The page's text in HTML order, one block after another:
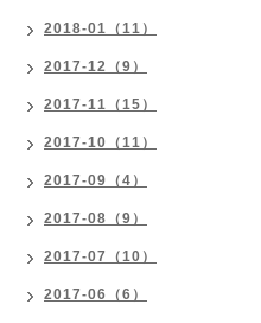
2018-01（11）
2017-12（9）
2017-11（15）
2017-10（11）
2017-09（4）
2017-08（9）
2017-07（10）
2017-06（6）